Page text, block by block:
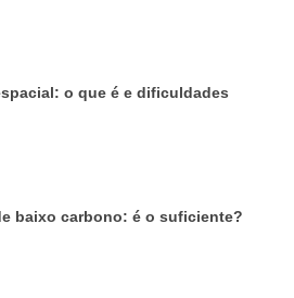
o que é e dificuldades
baixo carbono: é o suficiente?